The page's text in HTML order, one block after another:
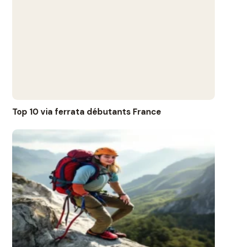
Top 10 via ferrata débutants France